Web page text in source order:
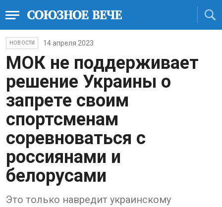
НОВОСТИ 14 апреля 2023
МОК не поддерживает
решение Украины о
запрете своим
спортсменам
соревноваться с
россиянами и
белорусами
Это только навредит украинскому